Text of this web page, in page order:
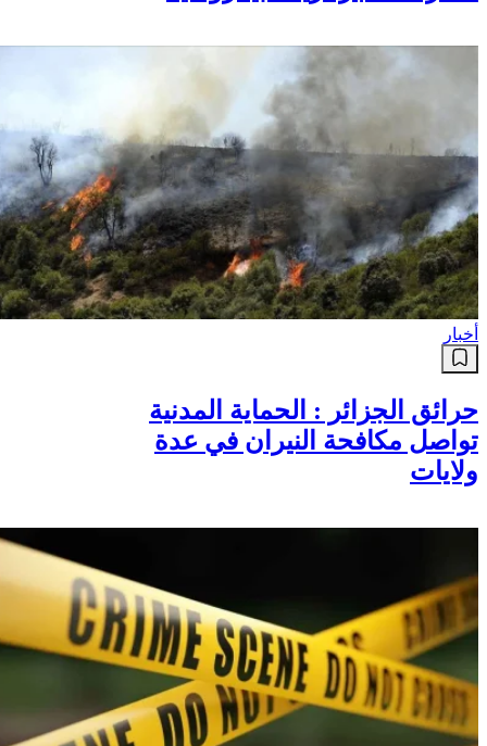
أخبار
حرائق الجزائر : الحماية المدنية
تواصل مكافحة النيران في عدة
ولايات